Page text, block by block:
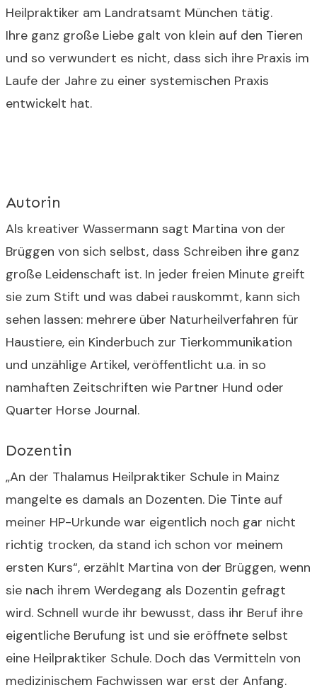
Heilpraktiker am Landratsamt München tätig.
Ihre ganz große Liebe galt von klein auf den Tieren
und so verwundert es nicht, dass sich ihre Praxis im
Laufe der Jahre zu einer systemischen Praxis
entwickelt hat.
Autorin
Als kreativer Wassermann sagt Martina von der
Brüggen von sich selbst, dass Schreiben ihre ganz
große Leidenschaft ist. In jeder freien Minute greift
sie zum Stift und was dabei rauskommt, kann sich
sehen lassen: mehrere über Naturheilverfahren für
Haustiere, ein Kinderbuch zur Tierkommunikation
und unzählige Artikel, veröffentlicht u.a. in so
namhaften Zeitschriften wie Partner Hund oder
Quarter Horse Journal.
Dozentin
„An der Thalamus Heilpraktiker Schule in Mainz
mangelte es damals an Dozenten. Die Tinte auf
meiner HP-Urkunde war eigentlich noch gar nicht
richtig trocken, da stand ich schon vor meinem
ersten Kurs“, erzählt Martina von der Brüggen, wenn
sie nach ihrem Werdegang als Dozentin gefragt
wird. Schnell wurde ihr bewusst, dass ihr Beruf ihre
eigentliche Berufung ist und sie eröffnete selbst
eine Heilpraktiker Schule. Doch das Vermitteln von
medizinischem Fachwissen war erst der Anfang.